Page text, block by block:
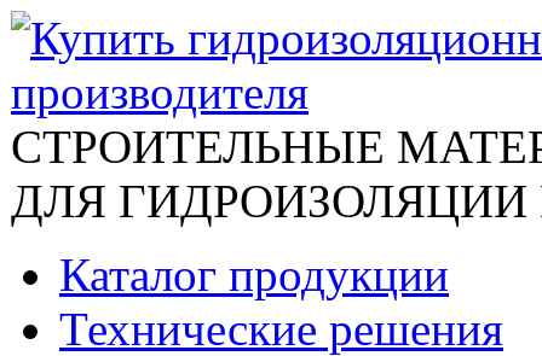
СТРОИТЕЛЬНЫЕ
ДЛЯ
Каталог продукции
Технические решения